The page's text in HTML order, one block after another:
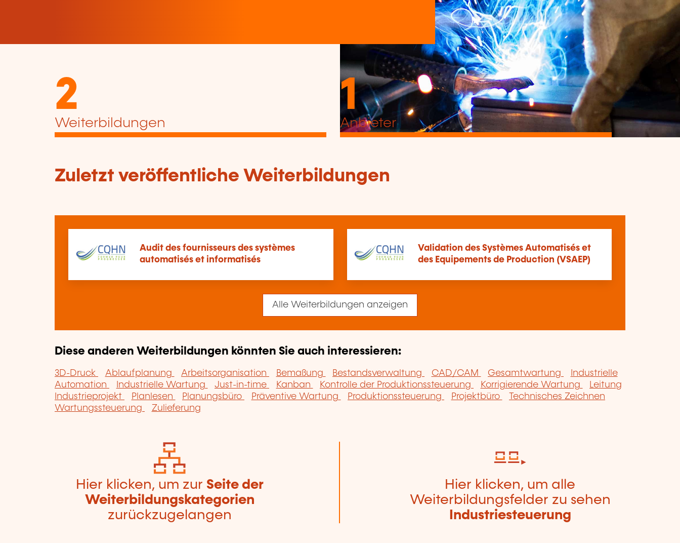
2
Weiterbildungen
1
Anbieter
Zuletzt veröffentliche Weiterbildungen
Audit des fournisseurs des systèmes
automatisés et informatisés
Validation des Systèmes Automatisés et
des Equipements de Production (VSAEP)
Alle Weiterbildungen anzeigen
Diese anderen Weiterbildungen könnten Sie auch interessieren:
3D-Druck Ablaufplanung Arbeitsorganisation Bemaßung Bestandsverwaltung CAD/CAM Gesamtwartung
Industrielle
Automation
Industrielle Wartung Just-in-time Kanban Kontrolle der Produktionssteuerung Korrigierende Wartung
Leitung
Industrieprojekt
Planlesen Planungsbüro Präventive Wartung Produktionssteuerung Projektbüro
Technisches Zeichnen
Wartungssteuerung
Zulieferung
Hier klicken, um zur Seite der
Weiterbildungskategorien
zurückzugelangen
Hier klicken, um alle
Weiterbildungsfelder zu sehen
Industriesteuerung